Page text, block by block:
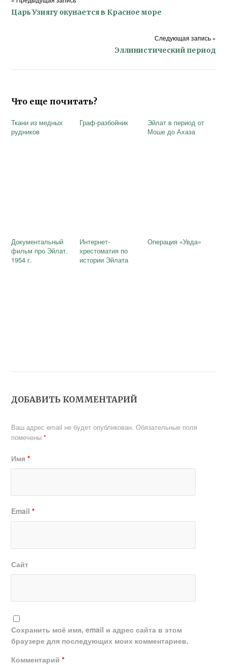
Царь Узиягу окунается в Красное море
Следующая запись »
Эллинистический период
Что еще почитать?
Ткани из медных
рудников
Граф-разбойник
Эйлат в период от
Моше до Ахаза
Документальный
фильм про Эйлат.
1954 г.
Интернет-
хрестоматия по
истории Эйлата
Операция «Увда»
ДОБАВИТЬ КОММЕНТАРИЙ
Ваш адрес email не будет опубликован. Обязательные поля
помечены*
Имя*
Email*
Сайт
Сохранить моё имя, email и адрес сайта в этом
браузере для последующих моих комментариев.
Комментарий*